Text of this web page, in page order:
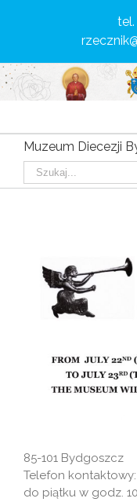
tel.
Muzeum Diecezji
85-101 Bydgoszcz
Telefon
do piątku w godz.